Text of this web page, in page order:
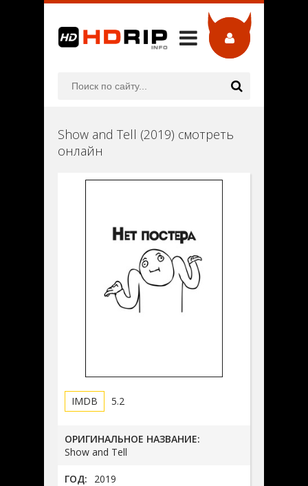
Show and Tell (2019) смотреть
онлайн
5.2
ОРИГИНАЛЬНОЕ НАЗВАНИЕ:
Show and Tell
ГОД: 2019